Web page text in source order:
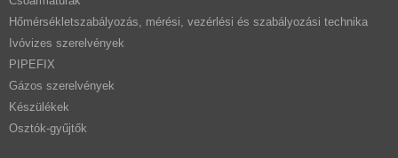
Hőmérsékletszabályozás, mérési, vezérlési és szabályozási technika
Ivóvizes szerelvények
PIPEFIX
Gázos szerelvények
Készülékek
Osztók-gyűjtők